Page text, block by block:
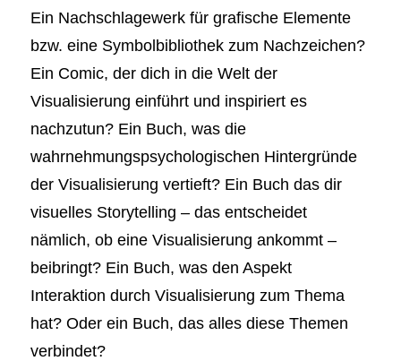
Ein Nachschlagewerk für grafische Elemente
bzw. eine Symbolbibliothek zum Nachzeichen?
Ein Comic, der dich in die Welt der
Visualisierung einführt und inspiriert es
nachzutun? Ein Buch, was die
wahrnehmungspsychologischen Hintergründe
der Visualisierung vertieft? Ein Buch das dir
visuelles Storytelling – das entscheidet
nämlich, ob eine Visualisierung ankommt –
beibringt? Ein Buch, was den Aspekt
Interaktion durch Visualisierung zum Thema
hat? Oder ein Buch, das alles diese Themen
verbindet?